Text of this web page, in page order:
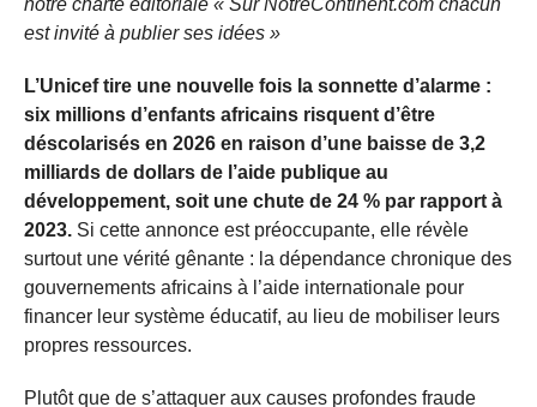
notre charte éditoriale « Sur NotreContinent.com chacun
est invité à publier ses idées »
L’Unicef tire une nouvelle fois la sonnette d’alarme :
six millions d’enfants africains risquent d’être
déscolarisés en 2026 en raison d’une baisse de 3,2
milliards de dollars de l’aide publique au
développement, soit une chute de 24 % par rapport à
2023. Si cette annonce est préoccupante, elle révèle
surtout une vérité gênante : la dépendance chronique des
gouvernements africains à l’aide internationale pour
financer leur système éducatif, au lieu de mobiliser leurs
propres ressources.
Plutôt que de s’attaquer aux causes profondes fraude